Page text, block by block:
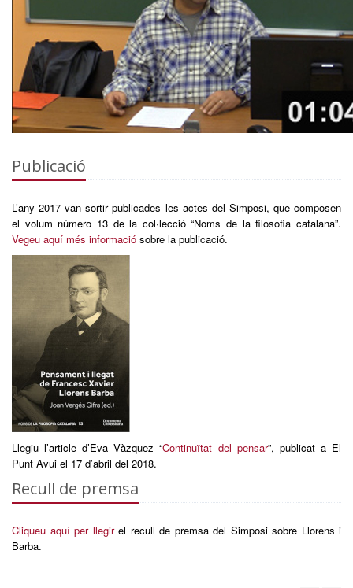
Publicació
L’any 2017 van sortir publicades les actes del Simposi, que composen
el volum número 13 de la col·lecció “Noms de la filosofia catalana”.
Vegeu aquí més informació sobre la publicació.
Llegiu l’article d’Eva Vàzquez “Continuïtat del pensar”, publicat a El
Punt Avui el 17 d’abril del 2018.
Recull de premsa
Cliqueu aquí per llegirel recull de premsa del Simposi sobre Llorens i
Barba.